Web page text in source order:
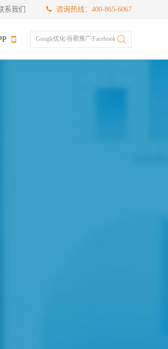
咨询热线：400-865-6067
系我们
Google优化/谷歌推广/Facebook推广